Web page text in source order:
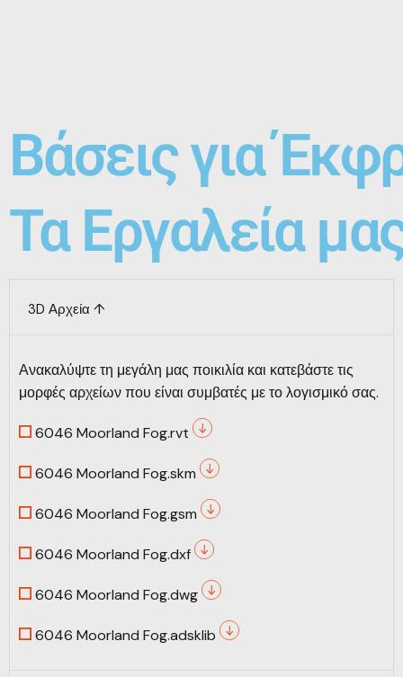
Βάσεις για
Τα Εργαλεία
3D Αρχεία ↑
Ανακαλύψτε τη μεγάλη μας ποικιλία και κατεβάστε τις
μορφές αρχείων που είναι συμβατές με το λογισμικό σας.
6046 Moorland Fog.rvt
6046 Moorland Fog.skm
6046 Moorland Fog.gsm
6046 Moorland Fog.dxf
6046 Moorland Fog.dwg
6046 Moorland Fog.adsklib